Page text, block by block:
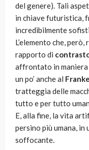
del genere). Tali
in chiave futuristica,
incredibilmente
L’elemento che,
rapporto di
affrontato in maniera
un po’ anche al
tratteggia delle
tutto e per tutto
E, alla fine, la vita
persino più umana, in
soffocante.